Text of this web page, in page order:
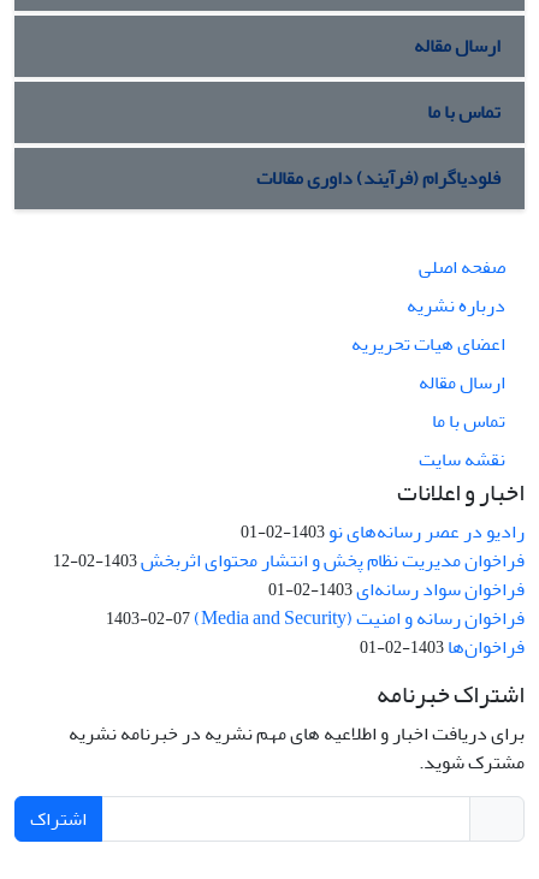
ارسال مقاله
تماس با ما
فلودیاگرام (فرآیند) داوری مقالات
صفحه اصلی
درباره نشریه
اعضای هیات تحریریه
ارسال مقاله
تماس با ما
نقشه سایت
اخبار و اعلانات
رادیو در عصر رسانه‌های نو1403-02-01
فراخوان مدیریت نظام پخش و انتشار محتوای اثربخش1403-02-12
فراخوان سواد رسانه‌ای1403-02-01
فراخوان رسانه و امنیت (Media and Security) 1403-02-07
فراخوان‌ها1403-02-01
اشتراک خبرنامه
برای دریافت اخبار و اطلاعیه های مهم نشریه در خبرنامه نشریه
مشترک شوید.
اشتراک